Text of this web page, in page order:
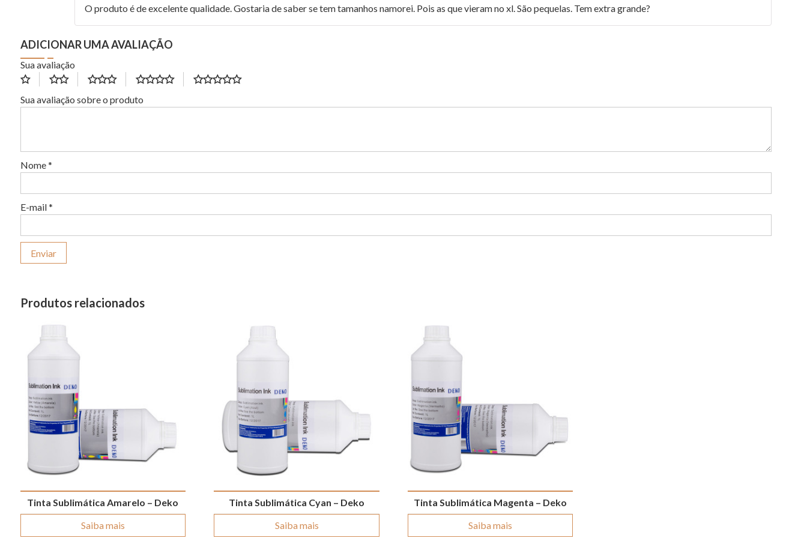
O produto é de excelente qualidade. Gostaria de saber se tem tamanhos namorei. Pois as que vieram no xl. São pequelas. Tem extra grande?
ADICIONAR UMA AVALIAÇÃO
Sua avaliação
Sua avaliação sobre o produto
Nome*
E-mail*
Produtos relacionados
Tinta Sublimática Amarelo – Deko
Saiba mais
Tinta Sublimática Cyan – Deko
Saiba mais
Tinta Sublimática Magenta – Deko
Saiba mais